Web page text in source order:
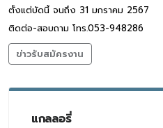
ตั้งแต่บัดนี้ จนถึง 31 มกราคม 2567
ติดต่อ-สอบถาม โทร.053-948286
ข่าวรับสมัครงาน
แกลลอรี่